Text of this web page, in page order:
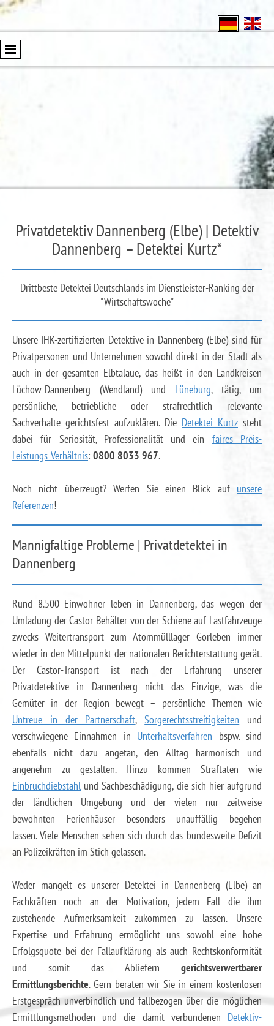
Privatdetektiv Dannenberg (Elbe) | Detektiv
Dannenberg – Detektei Kurtz*
Drittbeste Detektei Deutschlands im Dienstleister-Ranking der
"Wirtschaftswoche"
Unsere IHK-zertifizierten Detektive in Dannenberg (Elbe) sind für
Privatpersonen und Unternehmen sowohl direkt in der Stadt als
auch in der gesamten Elbtalaue, das heißt in den Landkreisen
Lüchow-Dannenberg (Wendland) und Lüneburg, tätig, um
persönliche, betriebliche oder strafrechtlich relevante
Sachverhalte gerichtsfest aufzuklären. Die Detektei Kurtz steht
dabei für Seriosität, Professionalität und ein faires Preis-
Leistungs-Verhältnis: 0800 8033 967.
Noch nicht überzeugt? Werfen Sie einen Blick auf unsere
Referenzen!
Mannigfaltige Probleme | Privatdetektei in
Dannenberg
Rund 8.500 Einwohner leben in Dannenberg, das wegen der
Umladung der Castor-Behälter von der Schiene auf Lastfahrzeuge
zwecks Weitertransport zum Atommülllager Gorleben immer
wieder in den Mittelpunkt der nationalen Berichterstattung gerät.
Der Castor-Transport ist nach der Erfahrung unserer
Privatdetektive in Dannenberg nicht das Einzige, was die
Gemüter in der Region bewegt – persönliche Themen wie
Untreue in der Partnerschaft,Sorgerechtsstreitigkeiten und
verschwiegene Einnahmen in Unterhaltsverfahren bspw. sind
ebenfalls nicht dazu angetan, den Alltag harmonisch und
angenehm zu gestalten. Hinzu kommen Straftaten wie
Einbruchdiebstahl und Sachbeschädigung, die sich hier aufgrund
der ländlichen Umgebung und der vielen nur zeitweise
bewohnten Ferienhäuser besonders unauffällig begehen
lassen. Viele Menschen sehen sich durch das bundesweite Defizit
an Polizeikräften im Stich gelassen.
Weder mangelt es unserer Detektei in Dannenberg (Elbe) an
Fachkräften noch an der Motivation, jedem Fall die ihm
zustehende Aufmerksamkeit zukommen zu lassen. Unsere
Expertise und Erfahrung ermöglicht uns sowohl eine hohe
Erfolgsquote bei der Fallaufklärung als auch Rechtskonformität
und somit das Abliefern gerichtsverwertbarer
Ermittlungsberichte. Gern beraten wir Sie in einem kostenlosen
Erstgespräch unverbindlich und fallbezogen über die möglichen
Ermittlungsmethoden und die damit verbundenen Detektiv-